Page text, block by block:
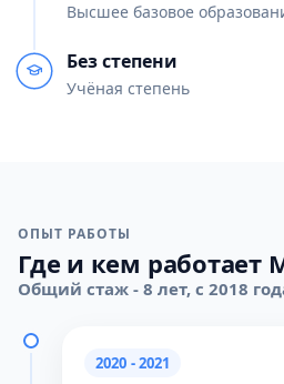
Высшее базовое
Без степени
Учёная степень
ОПЫТ РАБОТЫ
Где и кем работает
Общий стаж - 8 лет, с 2018
2020 - 2021